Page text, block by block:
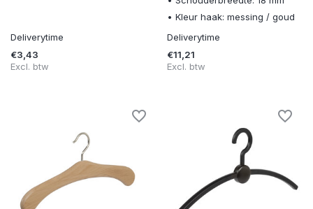
Deliverytime
€3,43
Excl. btw
• Kleur haak: messing / goud
Deliverytime
€11,21
Excl. btw